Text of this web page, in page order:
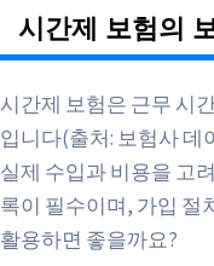
시간제 보험의
시간제 보험은 근무 시
입니다(출처: 보험사 데
실제 수입과 비용을 고
록이 필수이며, 가입 절
활용하면 좋을까요?